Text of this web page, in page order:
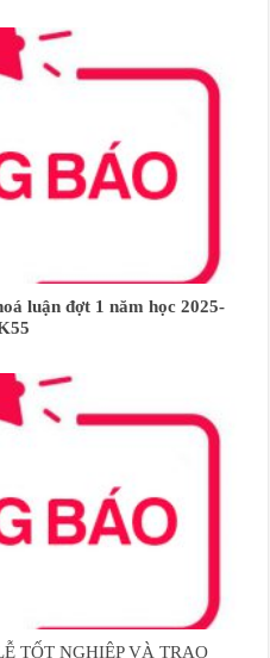
luận đợt 1 năm học 2025-
TỐT NGHIỆP VÀ TRAO